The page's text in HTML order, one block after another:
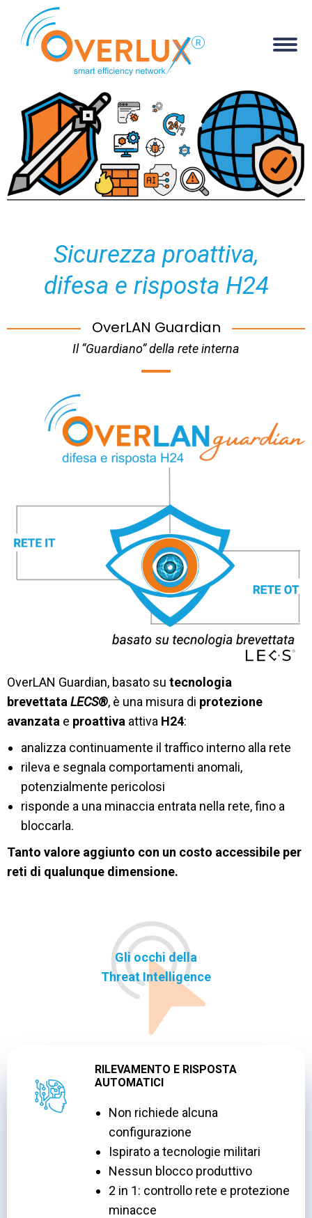
Sicurezza proattiva,
difesa e risposta H24
OverLAN Guardian
Il “Guardiano” della rete interna
OverLAN Guardian, basato su tecnologia
brevettata LECS®, è una misura di protezione
avanzata e proattiva attiva H24:
analizza continuamente il traffico interno alla rete
rileva e segnala comportamenti anomali,
potenzialmente pericolosi
risponde a una minaccia entrata nella rete, fino a
bloccarla.
Tanto valore aggiunto con un costo accessibile per
reti di qualunque dimensione.
Gli occhi della
Threat Intelligence
RILEVAMENTO E RISPOSTA
AUTOMATICI
Non richiede alcuna
configurazione
Ispirato a tecnologie militari
Nessun blocco produttivo
2 in 1: controllo rete e protezione
minacce